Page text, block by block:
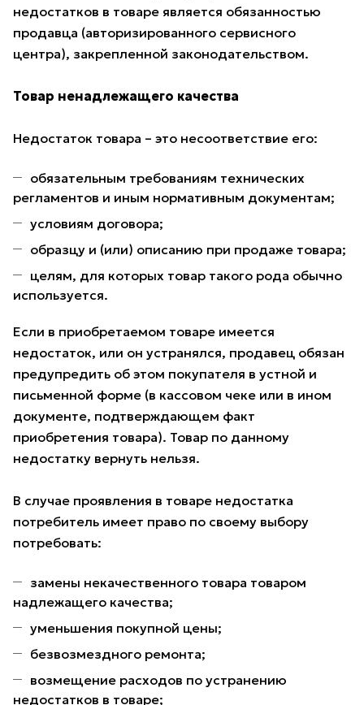
недостатков в товаре является обязанностью
продавца (авторизированного сервисного
центра), закрепленной законодательством.
Товар ненадлежащего качества
Недостаток товара – это несоответствие его:
обязательным требованиям технических
регламентов и иным нормативным документам;
условиям договора;
образцу и (или) описанию при продаже товара;
целям, для которых товар такого рода обычно
используется.
Если в приобретаемом товаре имеется
недостаток, или он устранялся, продавец обязан
предупредить об этом покупателя в устной и
письменной форме (в кассовом чеке или в ином
документе, подтверждающем факт
приобретения товара). Товар по данному
недостатку вернуть нельзя.
В случае проявления в товаре недостатка
потребитель имеет право по своему выбору
потребовать:
замены некачественного товара товаром
надлежащего качества;
уменьшения покупной цены;
безвозмездного ремонта;
возмещение расходов по устранению
недостатков в товаре;